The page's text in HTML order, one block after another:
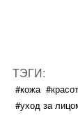
ТЭГИ:
#кожа
#уход за